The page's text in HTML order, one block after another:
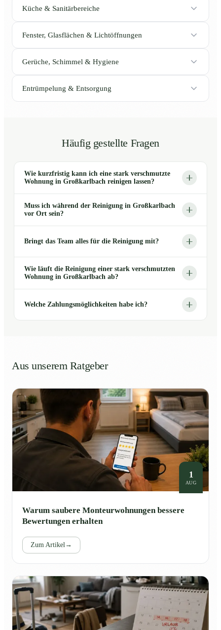
Küche & Sanitärbereiche
Fenster, Glasflächen & Lichtöffnungen
Gerüche, Schimmel & Hygiene
Entrümpelung & Entsorgung
Häufig gestellte Fragen
Wie kurzfristig kann ich eine stark verschmutzte
Wohnung in Großkarlbach reinigen lassen?
Muss ich während der Reinigung in Großkarlbach
vor Ort sein?
Bringt das Team alles für die Reinigung mit?
Wie läuft die Reinigung einer stark verschmutzten
Wohnung in Großkarlbach ab?
Welche Zahlungsmöglichkeiten habe ich?
Aus unserem Ratgeber
1
AUG
Warum saubere Monteurwohnungen bessere
Bewertungen erhalten
Zum Artikel→